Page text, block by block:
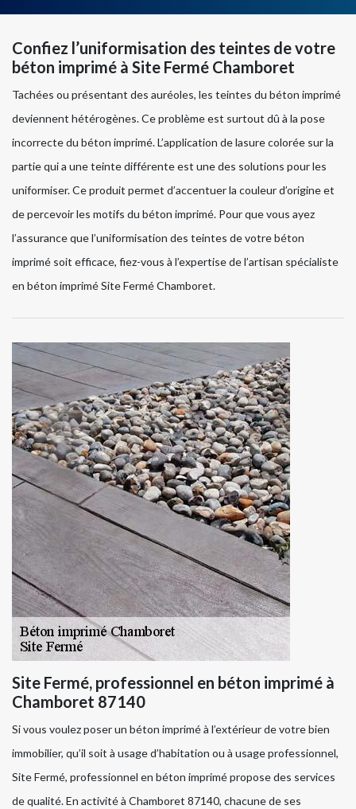
Confiez l’uniformisation des teintes de votre
béton imprimé à Site Fermé Chamboret
Tachées ou présentant des auréoles, les teintes du béton imprimé
deviennent hétérogènes. Ce problème est surtout dû à la pose
incorrecte du béton imprimé. L’application de lasure colorée sur la
partie qui a une teinte différente est une des solutions pour les
uniformiser. Ce produit permet d’accentuer la couleur d’origine et
de percevoir les motifs du béton imprimé. Pour que vous ayez
l’assurance que l’uniformisation des teintes de votre béton
imprimé soit efficace, fiez-vous à l’expertise de l’artisan spécialiste
en béton imprimé Site Fermé Chamboret.
Site Fermé, professionnel en béton imprimé à
Chamboret 87140
Si vous voulez poser un béton imprimé à l’extérieur de votre bien
immobilier, qu’il soit à usage d’habitation ou à usage professionnel,
Site Fermé, professionnel en béton imprimé propose des services
de qualité. En activité à Chamboret 87140, chacune de ses